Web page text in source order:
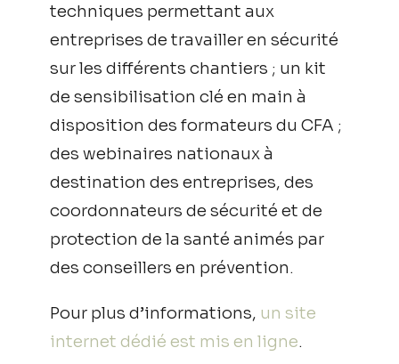
techniques permettant aux
entreprises de travailler en sécurité
sur les différents chantiers ; un kit
de sensibilisation clé en main à
disposition des formateurs du CFA ;
des webinaires nationaux à
destination des entreprises, des
coordonnateurs de sécurité et de
protection de la santé animés par
des conseillers en prévention.
Pour plus d’informations, un site
internet dédié est mis en ligne.